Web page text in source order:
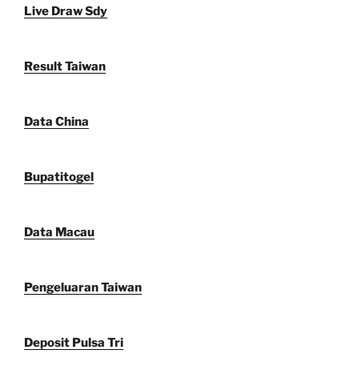
Live Draw Sdy
Result Taiwan
Data China
Bupatitogel
Data Macau
Pengeluaran Taiwan
Deposit Pulsa Tri